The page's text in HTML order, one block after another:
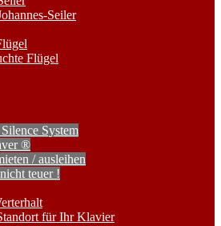
Seiler
Flügel
System
®
/ ausleihen
teuer !
für Ihr Klavier